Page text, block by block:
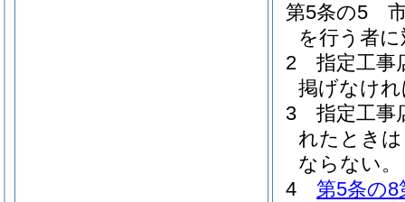
第5条の5
を行う者
2
指定工事
掲げなけ
3
指定工事
れたとき
ならない。
4
第5条の8